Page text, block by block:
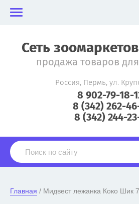
Сеть
продажа товаров
Россия, Пермь, ул.
8 902-79-18-
8 (342) 262-
8 (342) 244-
Главная / Мидвест лежанка Коко Шик